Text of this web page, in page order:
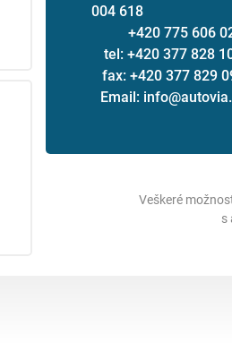
004 618
+420 775 606
tel: +420 377 828
fax: +420 377 829
Email:
Veškeré
s